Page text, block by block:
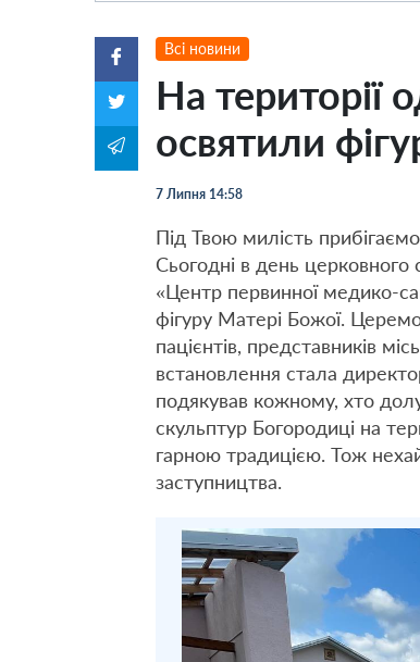
Всі новини
На території
освятили
7 Липня 14:58
Під Твою милість
Сьогодні в день церковного
«Центр первинної медико-
фігуру Матері Божої.
пацієнтів, представників
встановлення стала
подякував кожному, хто
скульптур Богородиці на
гарною традицією. Тож
заступництва.